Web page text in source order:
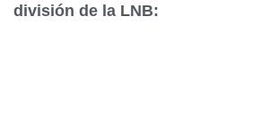
división de la LNB: